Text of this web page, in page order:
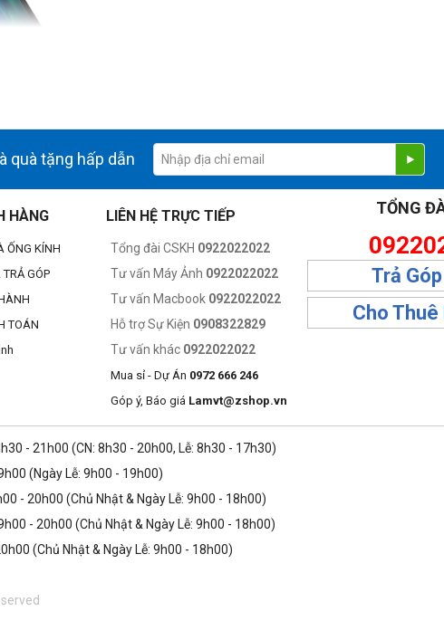
quà tặng hấp dẫn
HÀNG
ỐNG KÍNH
GÓP
TOÁN
LIÊN HỆ TRỰC TIẾP
Tổng đài CSKH 0922022022
Tư vấn Máy Ảnh 0922022022
Tư vấn Macbook 0922022022
Hỗ trợ Sự Kiện 0908322829
Tư vấn khác 0922022022
Mua sỉ - Dự Án 0972 666 246
Góp ý, Báo giá Lamvt@zshop.vn
TỔNG
Trả
Cho
- 21h00 (CN: 8h30 - 20h00, Lễ: 8h30 - 17h30)
(Ngày Lễ: 9h00 - 19h00)
- 20h00 (Chủ Nhật & Ngày Lễ: 9h00 - 18h00)
9h00 - 20h00 (Chủ Nhật & Ngày Lễ: 9h00 - 18h00)
(Chủ Nhật & Ngày Lễ: 9h00 - 18h00)